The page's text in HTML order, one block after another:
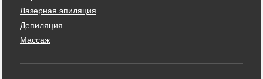
Лазерная эпиляция
Депиляция
Массаж